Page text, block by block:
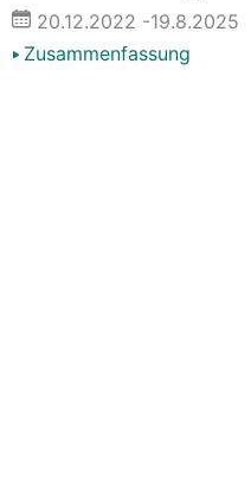
20.12.2022 -19.8.2025
Zusammenfassung